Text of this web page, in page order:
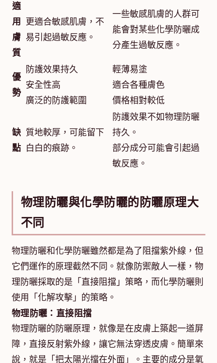
適
用
膚
質
更適合敏感肌膚，不
易引起過敏反應。
一些敏感肌膚的人群可
能會對某些化學防曬成
分產生過敏反應。
優
勢
防護效果持久
安全性高
廣泛的防護範圍
輕薄易塗
適合各種膚色
價格相對較低
缺
點
質地較厚，可能留下
白白的痕跡。
防護效果不如物理防曬
持久。
部分成分可能會引起過
敏反應。
物理防曬與化學防曬的防曬原理大
不同
物理防曬和化學防曬雖然都是為了阻擋紫外線，但
它們運作的原理截然不同。就像防禦敵人一樣，物
理防曬採取的是「直接阻擋」策略，而化學防曬則
使用「化解攻擊」的策略。
物理防曬：直接阻擋
物理防曬的防曬原理，就像是在皮膚上築起一道屏
障，直接反射紫外線，讓它無法穿透皮膚。簡單來
說，就是「把太陽光擋在外面」。主要的成分是氧